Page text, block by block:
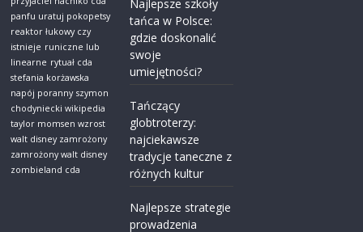
panfu uratuj pokopetsy
reaktor łukowy czy
istnieje runiczne lub
linearne rytuał cda
stefania korżawska
napój poranny szymon
chodyniecki wikipedia
taylor momsen wzrost
walt disney zamrożony
zamrożony walt disney
zombieland cda
Najlepsze szkoły
tańca w Polsce:
gdzie doskonalić
swoje
umiejętności?
Tańczący
globtroterzy:
najciekawsze
tradycje taneczne z
różnych kultur
Najlepsze strategie
prowadzenia